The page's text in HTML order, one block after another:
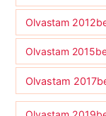
Olvastam
Olvastam
Olvastam